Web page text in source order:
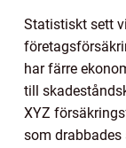
Statistiskt sett
har färre
till
XYZ
som